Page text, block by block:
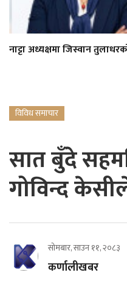
नाट्टा अध्यक्षमा जिस्वान
विविध समाचार
सात बुँदे
गोविन्द
सोमबार, साउन ११, २०८३
कर्णालीखबर